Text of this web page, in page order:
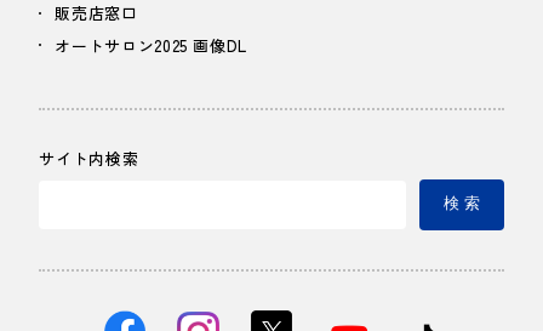
販売店窓口
オートサロン2025 画像DL
サイト内検索
検 索